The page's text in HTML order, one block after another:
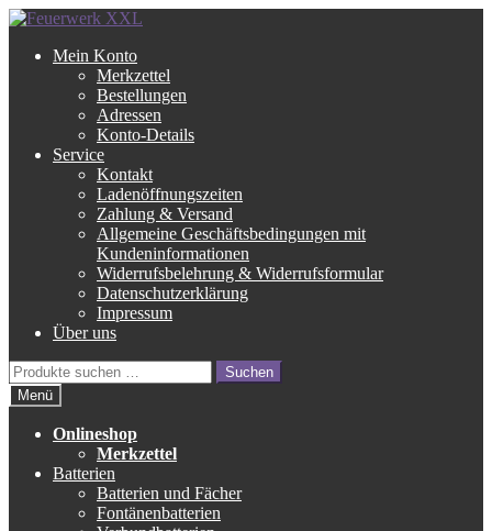
Zur
springen
Zum
springenMein Konto
Merkzettel
Bestellungen
Adressen
Konto-Details
Service
Kontakt
Ladenöffnungszeiten
Zahlung & Versand
Allgemeine Geschäftsbedingungen mit
Kundeninformationen
Widerrufsbelehrung & Widerrufsformular
Datenschutzerklärung
Impressum
Über uns
Suche
nach:
Suchen
Menü
Onlineshop
Merkzettel
Batterien
Batterien und Fächer
Fontänenbatterien